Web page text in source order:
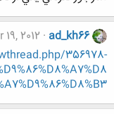
ad_kh66
2012
356978-